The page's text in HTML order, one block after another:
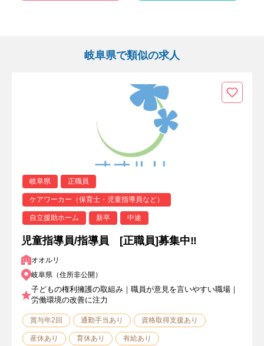
岐阜県で類似の求人
岐阜県 正職員
ケアワーカー（保育士・児童指導員など）
自立援助ホーム 新卒 中途
児童指導員/指導員 [正職員]募集中‼
オオルリ
岐阜県（住所非公開）
子どもの権利擁護の取組み｜職員が意見を言いやすい職場｜
労働環境の改善に注力
賞与年2回 通勤手当あり 資格取得支援あり
産休あり 育休あり 有給あり